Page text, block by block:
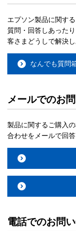
エプソン製品に関す
質問・回答しあった
客さまどうしで解決
なんでも質問
メールでのお
製品に関するご購入
合わせをメールで回答
電話でのお問